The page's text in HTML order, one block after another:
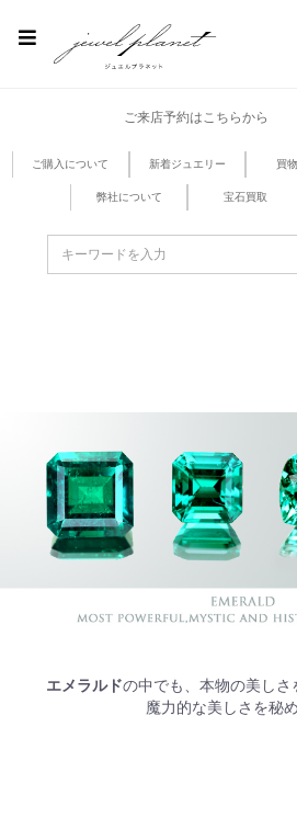
ご来店予約はこちらから
ご購入について 新着ジュエリー 買
弊社について 宝石買取
エメラルドの中でも、本物の美しさ
魔力的な美しさを秘め